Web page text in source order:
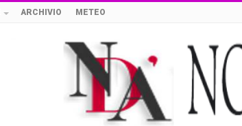
ARCHIVIO METEO